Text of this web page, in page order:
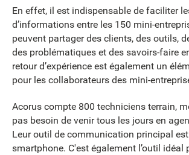
En effet, il est indispensable de faciliter
d’informations entre les 150 mini-
peuvent partager des clients, des outils,
des problématiques et des savoirs-faire
retour d’expérience est également un
pour les collaborateurs des mini-
Acorus compte 800 techniciens terrain,
pas besoin de venir tous les jours en
Leur outil de communication principal
smartphone. C'est également l’outil idéal